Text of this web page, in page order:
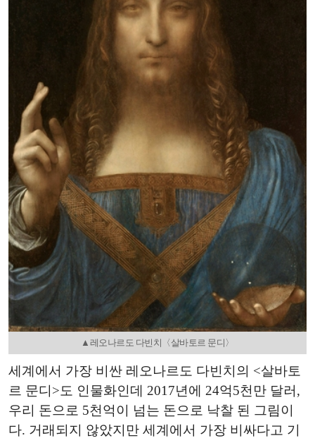
▲레오나르도 다빈치〈살바토르 문디〉
세계에서 가장 비싼 레오나르도 다빈치의 <살바토
르 문디>도 인물화인데 2017년에 24억5천만 달러,
우리 돈으로 5천억이 넘는 돈으로 낙찰 된 그림이
다. 거래되지 않았지만 세계에서 가장 비싸다고 기